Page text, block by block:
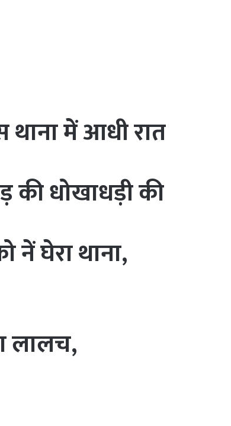
में आधी रात
की धोखाधड़ी की
घेरा थाना,
लालच,